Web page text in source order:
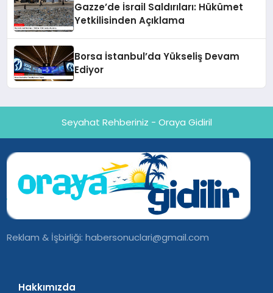
Gazze’de İsrail Saldırıları: Hükümet
Yetkilisinden Açıklama
Borsa İstanbul’da Yükseliş Devam
Ediyor
Seyahat Rehberiniz - Oraya Gidiril
Reklam & İşbirliği:habersonuclari@gmail.com
Hakkımızda